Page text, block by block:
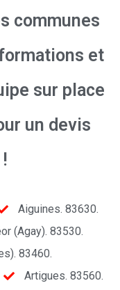
communes
et
sur place
un devis
Aiguines. 83630.
(Agay). 83530.
83460.
Artigues. 83560.